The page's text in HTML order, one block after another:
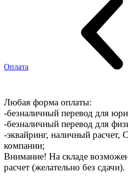
Оплата
Любая форма оплаты:
-безналичный перевод для
-безналичный перевод для
-эквайринг, наличный расчет,
компании;
Внимание! На складе
расчет (желательно без сдачи).